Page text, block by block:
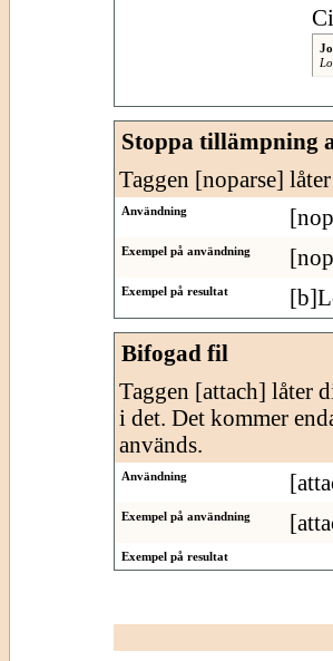
Stoppa tillämpning
Taggen [noparse]
Användning
Exempel på användning
Exempel på resultat
Bifogad fil
Taggen [attach] låter
i det. Det kommer
används.
Användning
Exempel på användning
Exempel på resultat